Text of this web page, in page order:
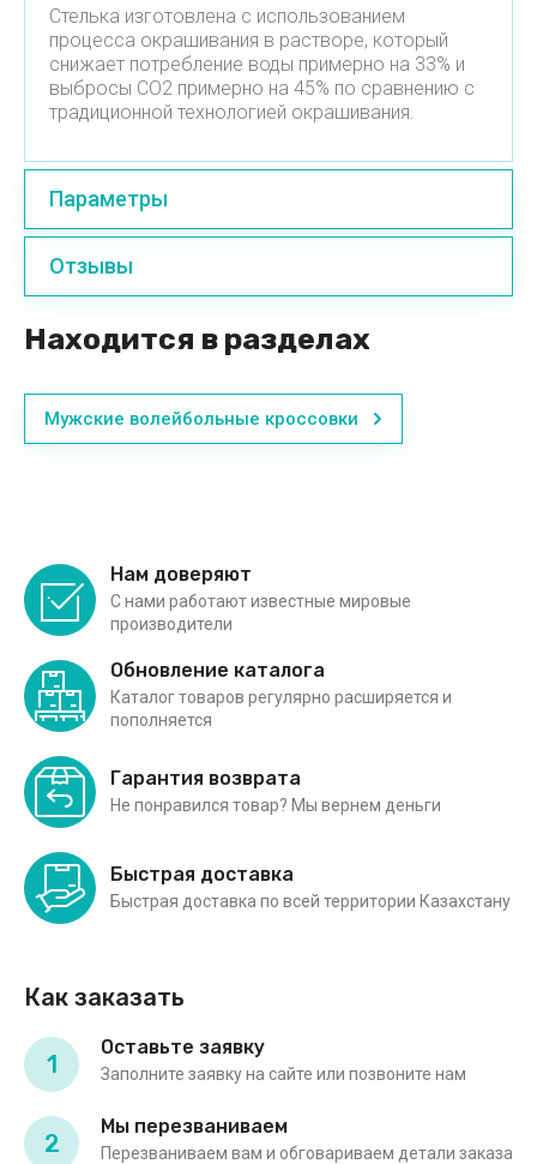
Стелька изготовлена ​​с использованием
процесса окрашивания в растворе, который
снижает потребление воды примерно на 33% и
выбросы CO2 примерно на 45% по сравнению с
традиционной технологией окрашивания.
Параметры
Отзывы
Находится в разделах
Мужские волейбольные кроссовки
Нам доверяют
С нами работают известные мировые
производители
Обновление каталога
Каталог товаров регулярно расширяется и
пополняется
Гарантия возврата
Не понравился товар? Мы вернем деньги
Быстрая доставка
Быстрая доставка по всей территории Казахстану
Как заказать
1
Оставьте заявку
Заполните заявку на сайте или позвоните нам
2
Мы перезваниваем
Перезваниваем вам и обговариваем детали заказа